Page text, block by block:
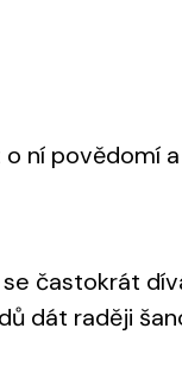
ní povědomí
častokrát
dát raději